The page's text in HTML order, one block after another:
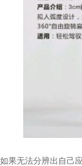
如果无法分辨出自己